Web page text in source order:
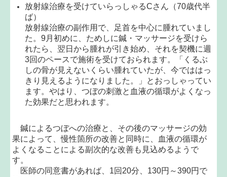
放射線治療を受けていらっしゃるCさん（70歳代半
ば）
放射線治療の副作用で、足首を中心に腫れていまし
た。9月初めに、ためしに鍼・マッサージを受けら
れたら、翌日から腫れが引き始め、それを契機に週
3回のペースで施術を受けておられます。「くるぶ
しの骨が見えないくらい腫れていたが、今でははっ
きり見えるようになりました。」とおっしゃってい
ます。やはり、つぼの刺激と血液の循環がよくなっ
た効果だと思われます。
鍼によるつぼへの治療と、その後のマッサージの効
果によって、慢性箇所の改善と同時に、血液の循環が
よくなることによる副次的な改善も見込めるようで
す。
医師の同意書があれば、1回20分、130円～390円で